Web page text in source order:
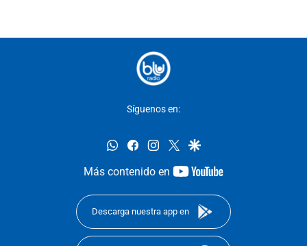
Síguenos en:
whatsappfacebookinstagram
twittergoogle
Más contenido en
youtube-
Descarga nuestra app en